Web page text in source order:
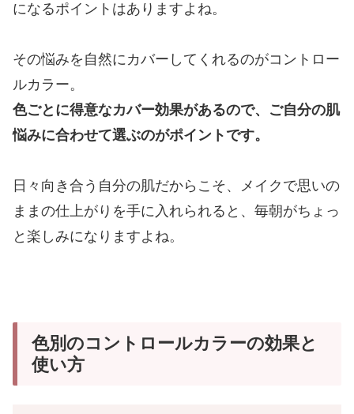
になるポイントはありますよね。
その悩みを自然にカバーしてくれるのがコントロー
ルカラー。
色ごとに得意なカバー効果があるので、ご自分の肌
悩みに合わせて選ぶのがポイントです。
日々向き合う自分の肌だからこそ、メイクで思いの
ままの仕上がりを手に入れられると、毎朝がちょっ
と楽しみになりますよね。
色別のコントロールカラーの効果と
使い方